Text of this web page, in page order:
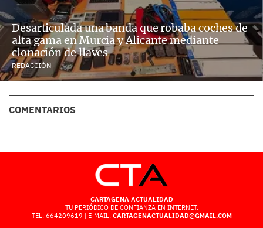
Desarticulada una banda que robaba coches de
alta gama en Murcia y Alicante mediante
clonación de llaves
REDACCIÓN
COMENTARIOS
CARTAGENA ACTUALIDAD
TU PERIÓDICO DE CONFIANZA EN INTERNET.
TEL: 664209619 | E-MAIL: CARTAGENACTUALIDAD@GMAIL.COM